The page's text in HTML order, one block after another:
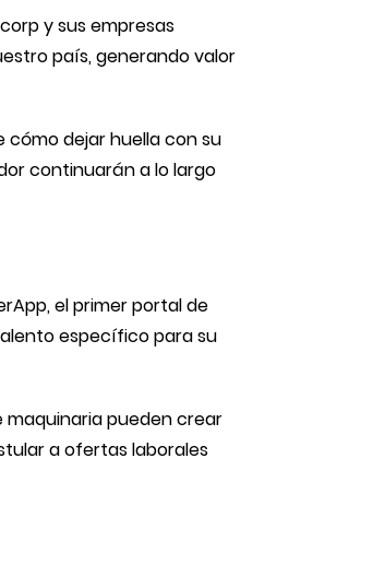
y sus empresas
país, generando valor
cómo dejar huella con su
continuarán a lo largo
el primer portal de
específico para su
maquinaria pueden crear
a ofertas laborales